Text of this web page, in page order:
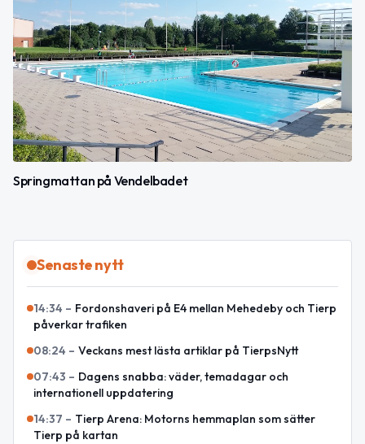
Springmattan på Vendelbadet
Senaste nytt
14:34 – Fordonshaveri på E4 mellan Mehedeby och Tierp
påverkar trafiken
08:24 – Veckans mest lästa artiklar på TierpsNytt
07:43 – Dagens snabba: väder, temadagar och
internationell uppdatering
14:37 – Tierp Arena: Motorns hemmaplan som sätter
Tierp på kartan